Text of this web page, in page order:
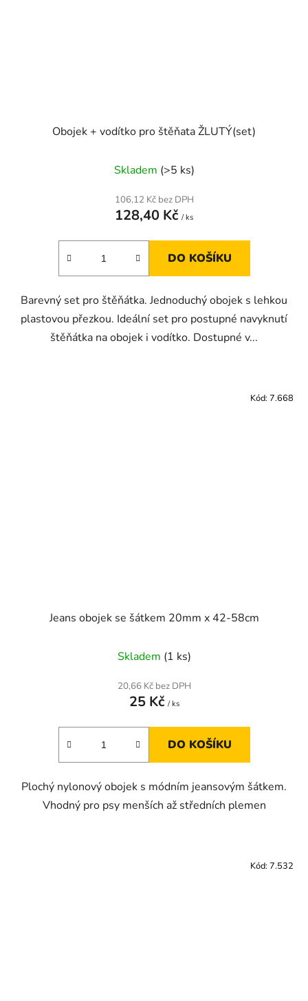
Obojek + vodítko pro štěňata ŽLUTÝ(set)
Skladem (>5 ks)
106,12 Kč bez DPH
128,40 Kč / ks
DO KOŠÍKU
Barevný set pro štěňátka. Jednoduchý obojek s lehkou
plastovou přezkou. Ideální set pro postupné navyknutí
štěňátka na obojek i vodítko. Dostupné v...
Jeans obojek se šátkem 20mm x 42-58cm
Skladem (1 ks)
20,66 Kč bez DPH
25 Kč / ks
DO KOŠÍKU
Plochý nylonový obojek s módním jeansovým šátkem.
Vhodný pro psy menších až středních plemen
Kód: 7.668
Kód: 7.532